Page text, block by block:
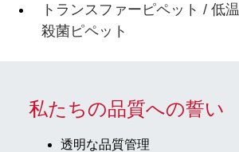
トランスファーピペット / 低温
殺菌ピペット
私たちの品質への誓い
透明な品質管理